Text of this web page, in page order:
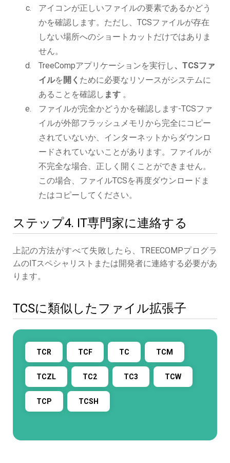
アイコンが正しいファイルの要素であるかどう
かを確認します。ただし、TCSファイルが存在
しない場所へのショートカットだけではありま
せん。
TreeCompアプリケーションを実行し、TCSファ
イルを 開く ために必要なリソースがシステムに
あることを確認し ます 。
ファイルが完全かどうかを確認します-TCSファ
イルが外部フラッシュメモリから完全にコピー
されていないか、インターネットからダウンロ
ードされていないことがあります。ファイルが
不完全な場合、正しく開くことができません。
この場合、ファイルTCSを再度ダウンロードま
たはコピーしてください。
ステップ4. IT専門家に連絡する
上記の方法がすべて失敗したら、TREECOMPプログラ
ムのITスペシャリストまたは開発者に連絡する必要があ
ります。
TCSに類似したファイル拡張子
TCR TCF TC TCM
TCZL TC2 TC3 TCW
TCP TCSH